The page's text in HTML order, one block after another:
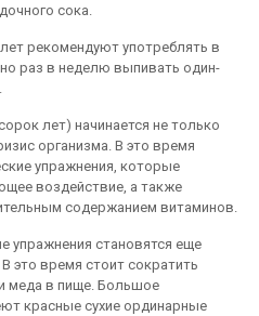
сока.
рекомендуют употреблять в
раз в неделю выпивать один-
лет) начинается не только
организма. В это время
упражнения, которые
воздействие, а также
содержанием витаминов.
упражнения становятся еще
это время стоит сократить
меда в пище. Большое
красные сухие ординарные